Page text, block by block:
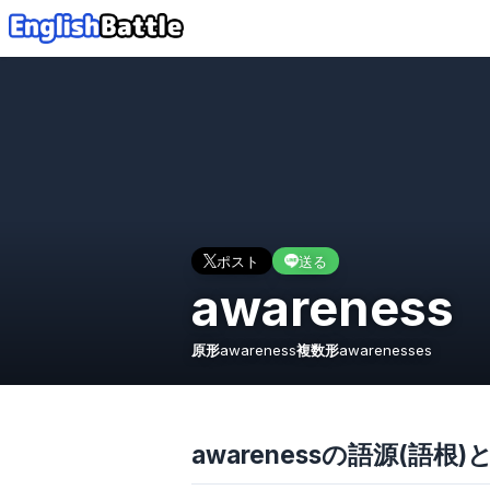
ポスト 送る
awareness
原形awareness複数形awarenesses
awarenessの語源(語根)